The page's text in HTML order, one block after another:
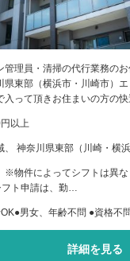
管理員・清掃の代行業務の
県東部（横浜市・川崎市）
入って頂きお住まいの方の
以上
、 神奈川県東部（川崎・横浜
物件によってシフトは異な
ト申請は、勤…
男女、年齢不問 ●資格不
詳細を見る